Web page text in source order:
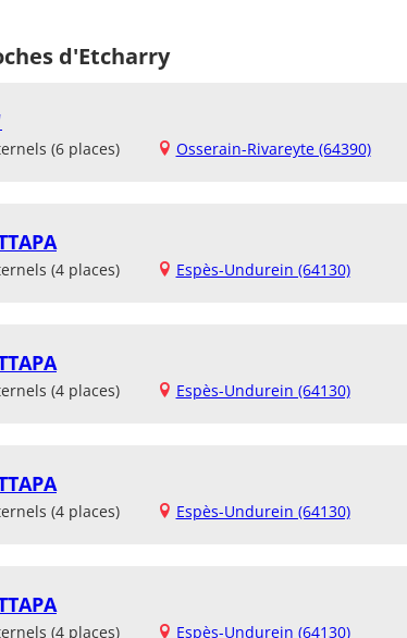
d'Etcharry
(6 places) Osserain-Rivareyte (64390)
(4 places) Espès-Undurein (64130)
(4 places) Espès-Undurein (64130)
(4 places) Espès-Undurein (64130)
(4 places) Espès-Undurein (64130)